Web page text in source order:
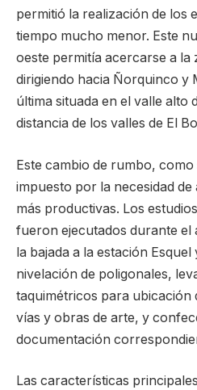
permitió la realización de los
tiempo mucho menor. Este
oeste permitía acercarse a la
dirigiendo hacia Ñorquinco y
última situada en el valle alto
distancia de los valles de El
Este cambio de rumbo,
impuesto por la necesidad
más productivas. Los
fueron ejecutados durante el
la bajada a la estación
nivelación de poligonales,
taquimétricos para ubicación
vías y obras de arte, y
documentación
Las características